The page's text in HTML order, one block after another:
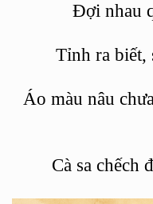
Đợi nhau
Tỉnh ra biết,
Áo màu nâu
Cà sa chếch